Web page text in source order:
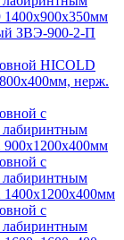
ЗВЭ-900-2-П
HICOLD
нерж.
с
с
с